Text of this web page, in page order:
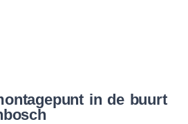
in de buurt